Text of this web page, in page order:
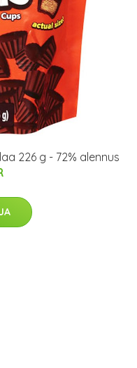
226 g - 72% alennus